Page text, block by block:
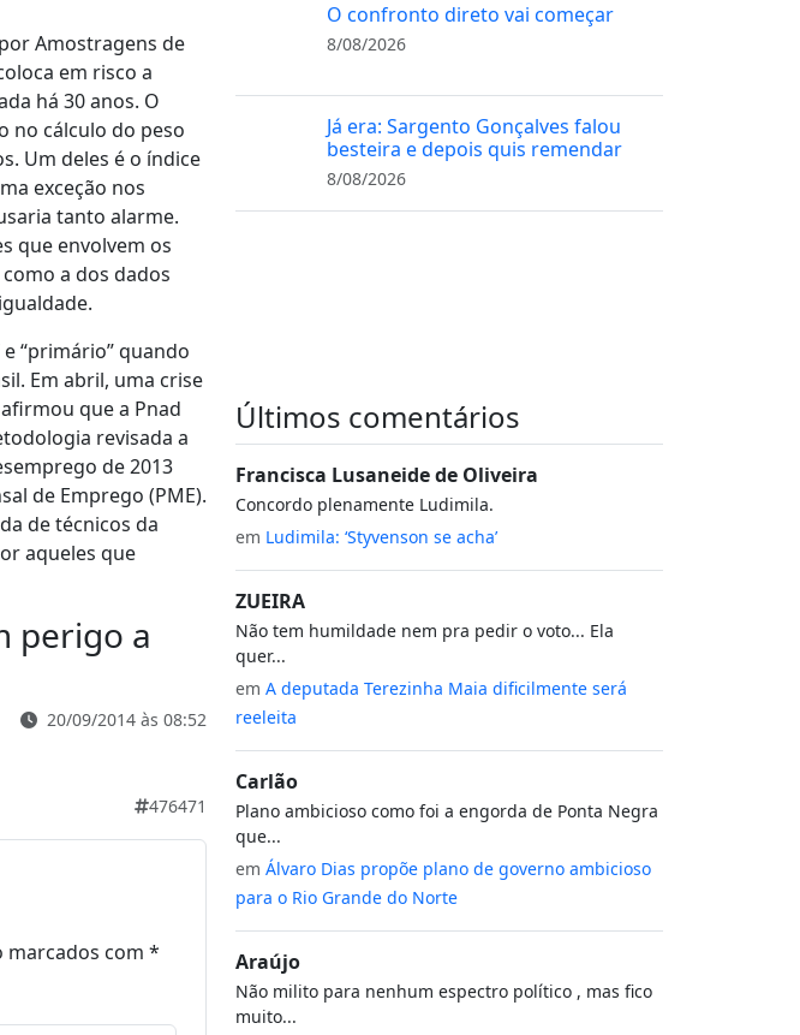
Amostragens de
em risco a
há 30 anos. O
no cálculo do peso
Um deles é o índice
exceção nos
tanto alarme.
que envolvem os
a dos dados
“primário” quando
Em abril, uma crise
que a Pnad
revisada a
de 2013
de Emprego (PME).
de técnicos da
aqueles que
perigo a
20/09/2014 às 08:52
476471
marcados com *
O confronto direto vai começar
8/08/2026
Já era: Sargento Gonçalves falou
besteira e depois quis remendar
8/08/2026
Últimos comentários
Francisca Lusaneide de Oliveira
Concordo plenamente Ludimila.
em Ludimila: ‘Styvenson se acha’
ZUEIRA
Não tem humildade nem pra pedir o voto... Ela
quer...
em A deputada Terezinha Maia dificilmente será
reeleita
Carlão
Plano ambicioso como foi a engorda de Ponta Negra
que...
em Álvaro Dias propõe plano de governo ambicioso
para o Rio Grande do Norte
Araújo
Não milito para nenhum espectro político , mas fico
muito...